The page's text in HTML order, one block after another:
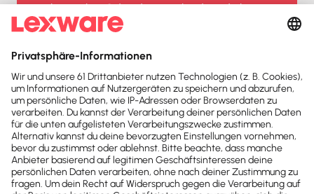
kostenlos. Oder du entscheidest dich
direkt für deine Lexware Office Version
unserem Aktionsrabatt.
30 Tage kostenlos testen
Der Test endet automatisch
Kostenloser Support